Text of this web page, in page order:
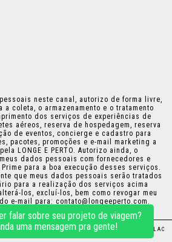
neste canal, autorizo de forma livre,
a coleta, o armazenamento e o tratamento
dos serviços de experiências de
aéreos, reserva de hospedagem, reserva
de eventos, concierge e cadastro para
pacotes, promoções e e-mail marketing a
LONGE E PERTO. Autorizo ainda, o
dados pessoais com fornecedores e
para a boa execução desses serviços.
que meus dados pessoais serão tratados
para a realização dos serviços acima
los, excluí-los, bem como revogar meu
e-mail para: contato@longeeperto.com .
THAIS KAZAMA• PROGRAMAÇÃO: PLICPLAC
falar sobre seu projeto de viagem?
uma mensagem pra gente!